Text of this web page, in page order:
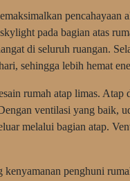
pencahayaan
pada bagian atas
di seluruh ruangan.
sehingga lebih hemat
rumah atap limas. Atap
ventilasi yang baik,
melalui bagian atap.
penghuni